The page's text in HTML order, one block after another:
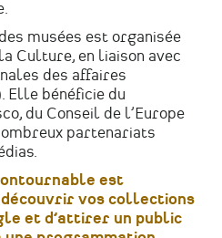
musées est organisée
Culture, en liaison avec
des affaires
bénéficie du
du Conseil de l’Europe
partenariats
est
découvrir vos collections
et d’attirer un public